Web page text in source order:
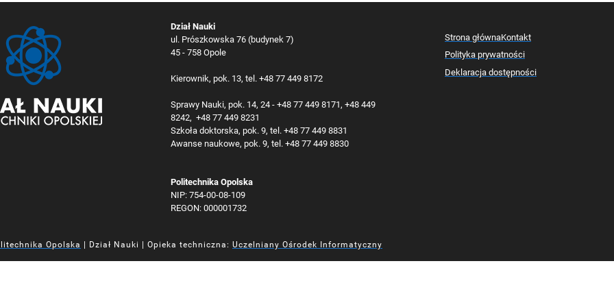
Dział Nauki
ul. Prószkowska 76 (budynek 7)
45 - 758 Opole
Kierownik, pok. 13, tel. +48 77 449 8172
Sprawy Nauki, pok. 14, 24 - +48 77 449 8171, +48 449
8242, +48 77 449 8231
Szkoła doktorska, pok. 9, tel. +48 77 449 8831
Awanse naukowe, pok. 9, tel. +48 77 449 8830
Politechnika Opolska
NIP: 754-00-08-109
REGON: 000001732
Strona głównaKontakt
Polityka prywatności
Deklaracja dostępności
Opolska | Dział Nauki | Opieka techniczna: Uczelniany Ośrodek Informatyczny